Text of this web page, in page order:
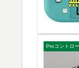
Proコントロ